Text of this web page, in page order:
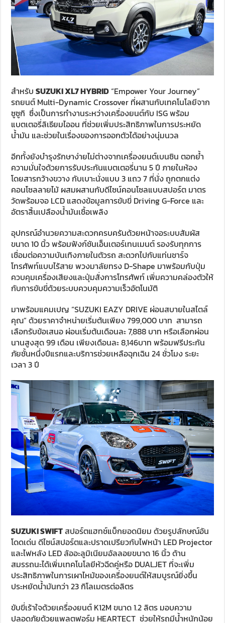
สำหรับSUZUKI XL7 HYBRID“Empower Your Journey”
รถยนต์ Multi-Dynamic Crossover ที่ผสานกับเทคโนโลยีจาก
ซูซูกิ ซึ่งเป็นการทำงานระหว่างเครื่องยนต์กับ ISG พร้อม
แบตเตอรี่ลิเธียมไออน ที่ช่วยเพิ่มประสิทธิภาพในการประหยัด
น้ำมัน และช่วยในเรื่องของการออกตัวได้อย่างนุ่มนวล
อีกทั้งยังบำรุงรักษาง่ายไม่ต่างจากเครื่องยนต์เบนซิน ตอกย้ำ
ความมั่นใจด้วยการรับประกันแบตเตอรี่นาน 5 ปี ภายในห้อง
โดยสารกว้างขวาง กับเบาะนั่งแบบ 3 แถว 7 ที่นั่ง ถูกตกแต่ง
คอนโซลลายไม้ ผสมผสานกับดีไซน์คอนโซลแบบสปอร์ต มาตร
วัดพร้อมจอ LCD แสดงข้อมูลการขับขี่ Driving G-Force และ
อัตราสิ้นเปลืองน้ำมันเชื้อเพลิง
อุปกรณ์อำนวยความสะดวกครบครันด้วยหน้าจอระบบสัมผัส
ขนาด 10 นิ้ว พร้อมฟังก์ชันเอ็นเตอร์เทนเมนต์ รองรับทุกการ
เชื่อมต่อความบันเทิงภายในตัวรถ สะดวกไปกับแท่นชาร์จ
โทรศัพท์แบบไร้สาย พวงมาลัยทรง D-Shape มาพร้อมกับปุ่ม
ควบคุมเครื่องเสียงและปุ่มสั่งการโทรศัพท์ เพิ่มความคล่องตัวให้
กับการขับขี่ด้วยระบบควบคุมความเร็วอัตโนมัติ
มาพร้อมแคมเปญ “SUZUKI EAZY DRIVE ผ่อนสบายในสไตล์
คุณ” ด้วยราคาจำหน่ายเริ่มต้นเพียง 799,000 บาท สามารถ
เลือกรับข้อเสนอ ผ่อนเริ่มต้นเดือนละ 7,888 บาท หรือเลือกผ่อน
นานสูงสุด 99 เดือน เพียงเดือนละ 8,146บาท พร้อมฟรีประกัน
ภัยชั้นหนึ่งปีแรกและบริการช่วยเหลือฉุกเฉิน 24 ชั่วโมง ระยะ
เวลา 3 ปี
SUZUKI SWIFTสปอร์ตแฮทช์แบ็กยอดนิยม ด้วยรูปลักษณ์อัน
โดดเด่น ดีไซน์สปอร์ตและปราดเปรียวกับไฟหน้า LED Projector
และไฟหลัง LED ล้ออะลูมิเนียมอัลลอยขนาด 16 นิ้ว ด้าน
สมรรถนะได้เพิ่มเทคโนโลยีหัวฉีดคู่หรือ DUALJET ที่จะเพิ่ม
ประสิทธิภาพในการเผาไหม้ของเครื่องยนต์ให้สมบูรณ์ยิ่งขึ้น
ประหยัดน้ำมันกว่า 23 กิโลเมตรต่อลิตร
ขับขี่เร้าใจด้วยเครื่องยนต์ K12M ขนาด 1.2 ลิตร มอบความ
ปลอดภัยด้วยแพลตฟอร์ม HEARTECT ช่วยให้รถมีน้ำหนักน้อย